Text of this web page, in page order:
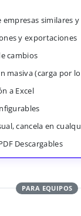
empresas similares
y exportaciones
cambios
masiva (carga por
a Excel
cancela en
Descargables
PARA EQUIPOS